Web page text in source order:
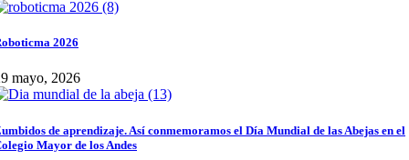
2026
mayo, 2026
de aprendizaje. Así conmemoramos el Día Mundial de las Abejas en el
Mayor de los Andes